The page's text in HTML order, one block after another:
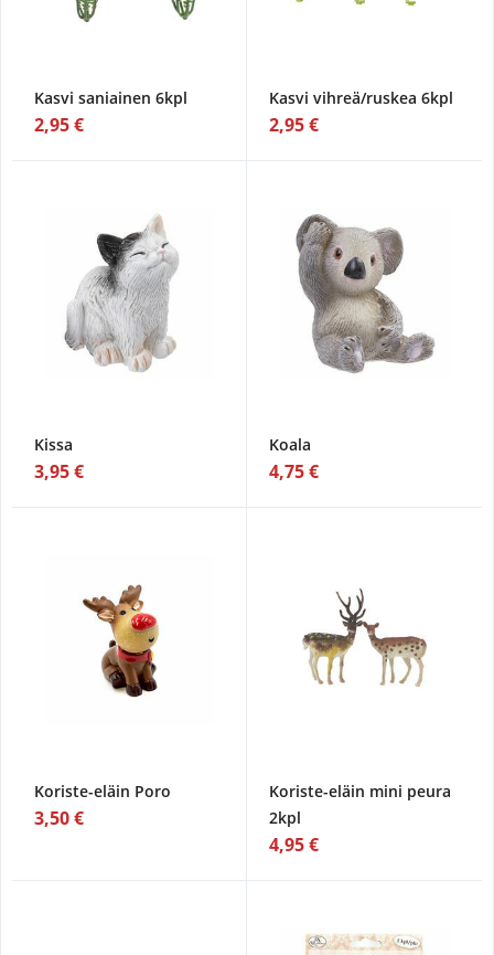
Kasvi saniainen 6kpl
2,95 €
Kasvi vihreä/ruskea 6kpl
2,95 €
Kissa
3,95 €
Koala
4,75 €
Koriste-eläin Poro
3,50 €
Koriste-eläin mini peura
2kpl
4,95 €